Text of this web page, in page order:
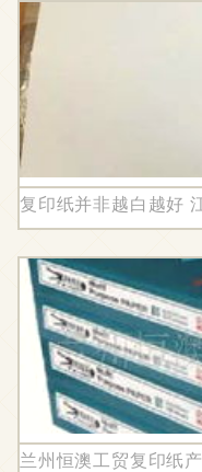
复印纸并非越白越好
兰州恒澳工贸复印纸